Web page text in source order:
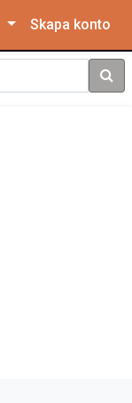
Skapa konto
Sök